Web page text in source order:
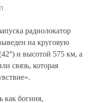
радиолокатор
на круговую
и высотой 575 км, а
связь, которая
как богиня,